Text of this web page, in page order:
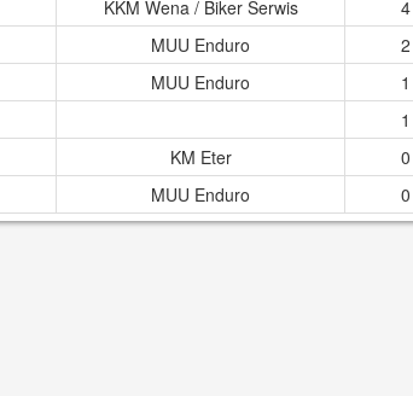
KKM Wena / Biker Serwis 4
MUU Enduro 2
MUU Enduro 1
1
KM Eter 0
MUU Enduro 0